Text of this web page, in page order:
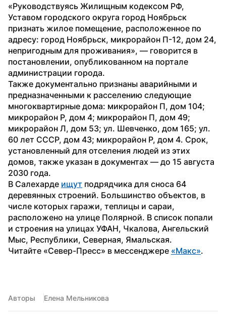
«Руководствуясь Жилищным кодексом РФ,
Уставом городского округа город Ноябрьск
признать жилое помещение, расположенное по
адресу: город Ноябрьск, микрорайон П-12, дом 24,
непригодным для проживания», — говорится в
постановлении, опубликованном на портале
администрации города.
Также документально признаны аварийными и
предназначенными к расселению следующие
многоквартирные дома: микрорайон П, дом 104;
микрорайон Р, дом 4; микрорайон П, дом 49;
микрорайон Л, дом 53; ул. Шевченко, дом 165; ул.
60 лет СССР, дом 43; микрорайон Р, дом 4. Срок,
установленный для отселения людей из этих
домов, также указан в документах — до 15 августа
2030 года.
В Салехарде ищут подрядчика для сноса 64
деревянных строений. Большинство объектов, в
числе которых гаражи, теплицы и сараи,
расположено на улице Полярной. В список попали
и строения на улицах УФАН, Чкалова, Ангельский
Мыс, Республики, Северная, Ямальская.
Читайте «Север-Пресс» в мессенджере «Макс».
Авторы Елена Мельникова